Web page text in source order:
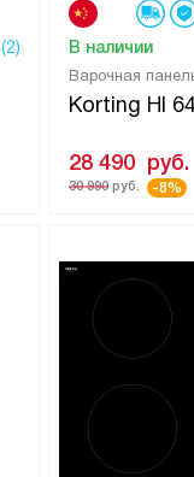
(2)
Варочная
Korting HI
В наличии
28 490 руб.
30 990 руб. -8%